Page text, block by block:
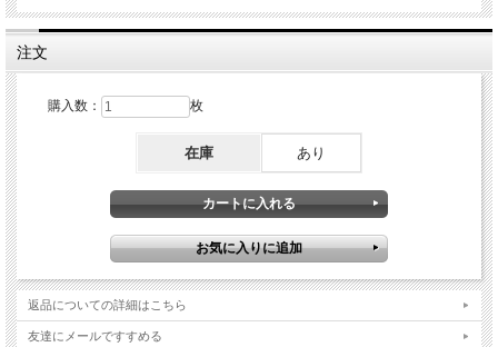
注文
購入数： 枚
在庫 あり
返品についての詳細はこちら
友達にメールですすめる